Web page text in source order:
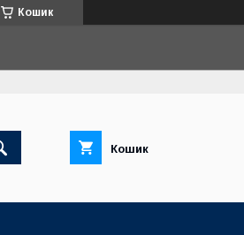
Кошик
Кошик